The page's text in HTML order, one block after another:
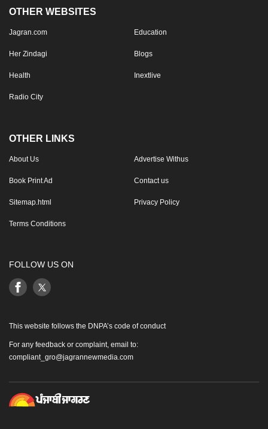
OTHER WEBSITES
Jagran.com Education
Her Zindagi Blogs
Health Inextlive
Radio City
OTHER LINKS
About Us Advertise Withus
Book Print Ad Contact us
Sitemap.html Privacy Policy
Terms Conditions
FOLLOW US ON
This website follows the DNPA’s code of conduct
For any feedback or complaint, email to:
compliant_gro@jagrannewmedia.com